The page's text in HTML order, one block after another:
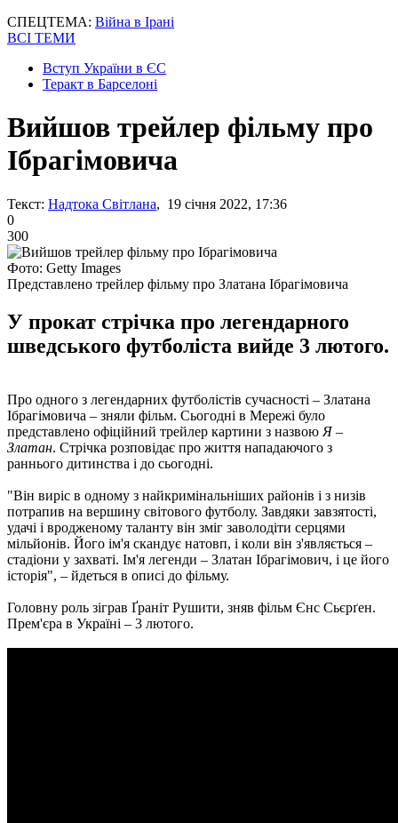
СПЕЦТЕМА: Війна в Ірані
ВСІ ТЕМИ
Вступ України в ЄС
Теракт в Барселоні
Вийшов трейлер фільму про
Ібрагімовича
Текст: Надтока Світлана, 19 січня 2022, 17:36
0
300
Фото: Getty Images
Представлено трейлер фільму про Златана Ібрагімовича
У прокат стрічка про легендарного
шведського футболіста вийде 3 лютого.
Про одного з легендарних футболістів сучасності – Златана
Ібрагімовича – зняли фільм. Сьогодні в Мережі було
представлено офіційний трейлер картини з назвою Я –
Златан. Стрічка розповідає про життя нападаючого з
раннього дитинства і до сьогодні.
"Він виріс в одному з найкримінальніших районів і з низів
потрапив на вершину світового футболу. Завдяки завзятості,
удачі і вродженому таланту він зміг заволодіти серцями
мільйонів. Його ім'я скандує натовп, і коли він з'являється –
стадіони у захваті. Ім'я легенди – Златан Ібрагімович, і це його
історія", – йдеться в описі до фільму.
Головну роль зіграв Ґраніт Рушити, зняв фільм Єнс Сьєрґен.
Прем'єра в Україні – 3 лютого.